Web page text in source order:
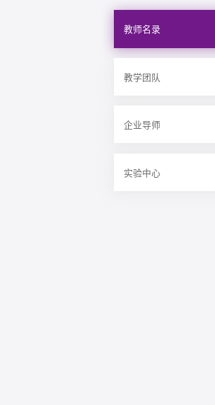
教师名录
教学团队
企业导师
实验中心